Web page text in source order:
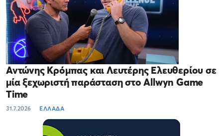
Αντώνης Κρόμπας και Λευτέρης Ελευθερίου σε
μία ξεχωριστή παράσταση στο Allwyn Game
Time
31.7.2026 ΕΛΛΑΔΑ